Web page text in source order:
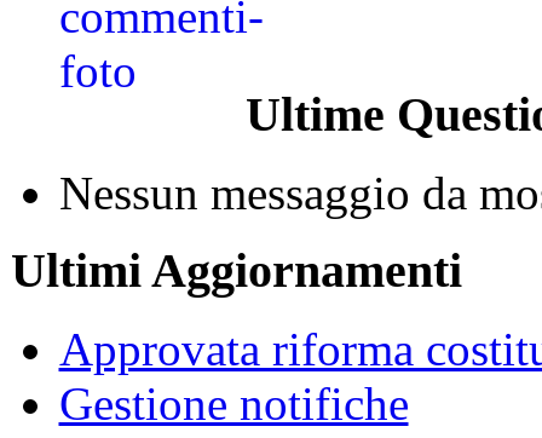
Ultime
Nessun messaggio da
Ultimi Aggiornamenti
Approvata riforma
Gestione notifiche